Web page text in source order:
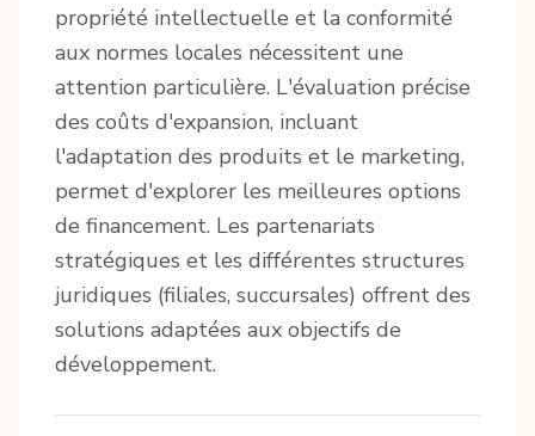
propriété intellectuelle et la conformité
aux normes locales nécessitent une
attention particulière. L'évaluation précise
des coûts d'expansion, incluant
l'adaptation des produits et le marketing,
permet d'explorer les meilleures options
de financement. Les partenariats
stratégiques et les différentes structures
juridiques (filiales, succursales) offrent des
solutions adaptées aux objectifs de
développement.